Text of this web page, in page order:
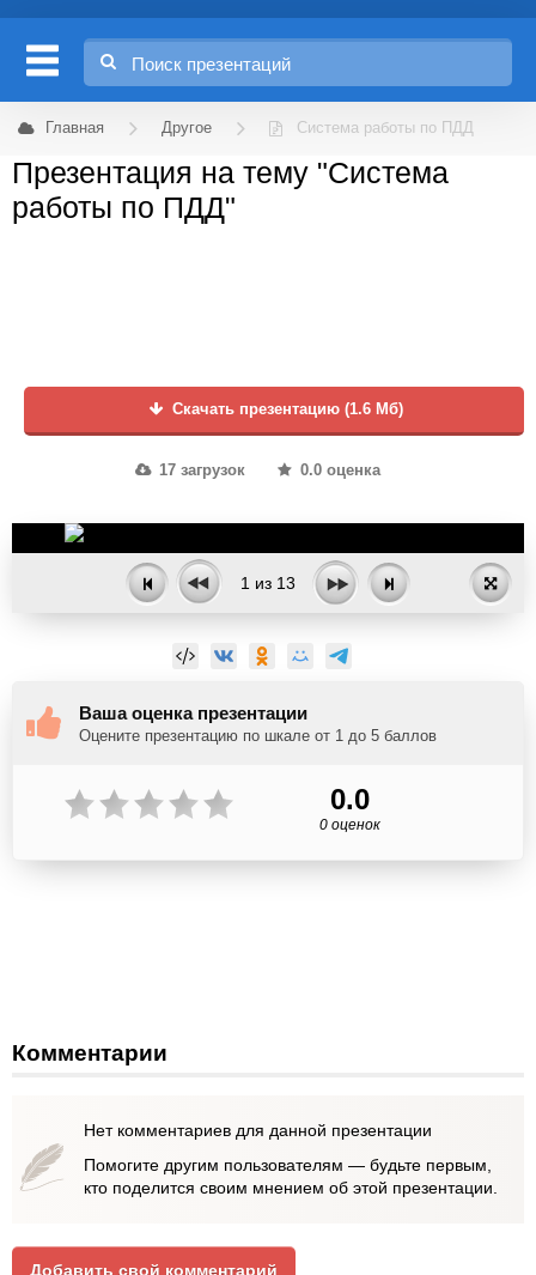
Главная Другое Система работы по ПДД
Презентация на тему "Система
работы по ПДД"
Скачать презентацию (1.6 Мб)
17 загрузок 0.0 оценка
1 из 13
Ваша оценка презентации
Оцените презентацию по шкале от 1 до 5 баллов
0.0
0 оценок
Комментарии
Нет комментариев для данной презентации
Помогите другим пользователям — будьте первым,
кто поделится своим мнением об этой презентации.
Добавить свой комментарий